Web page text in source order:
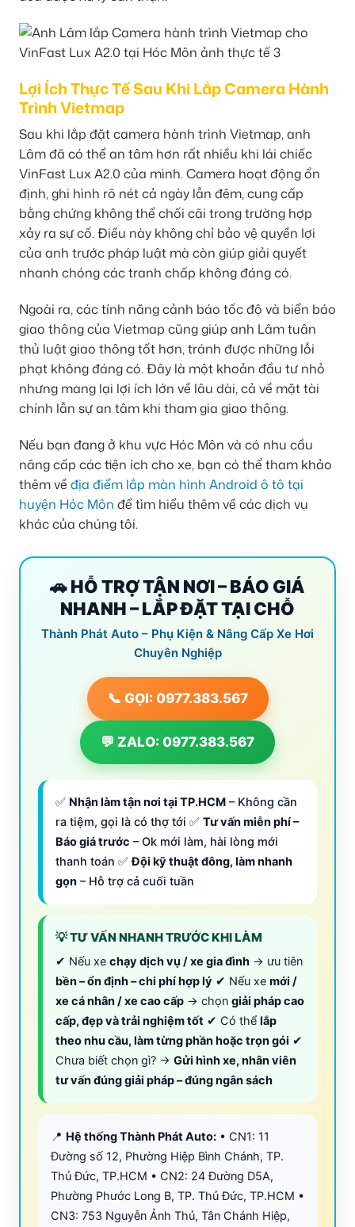
Lợi Ích Thực Tế Sau Khi Lắp Camera Hành
Trình Vietmap
Sau khi lắp đặt camera hành trình Vietmap, anh
Lâm đã có thể an tâm hơn rất nhiều khi lái chiếc
VinFast Lux A2.0 của mình. Camera hoạt động ổn
định, ghi hình rõ nét cả ngày lẫn đêm, cung cấp
bằng chứng không thể chối cãi trong trường hợp
xảy ra sự cố. Điều này không chỉ bảo vệ quyền lợi
của anh trước pháp luật mà còn giúp giải quyết
nhanh chóng các tranh chấp không đáng có.
Ngoài ra, các tính năng cảnh báo tốc độ và biển báo
giao thông của Vietmap cũng giúp anh Lâm tuân
thủ luật giao thông tốt hơn, tránh được những lỗi
phạt không đáng có. Đây là một khoản đầu tư nhỏ
nhưng mang lại lợi ích lớn về lâu dài, cả về mặt tài
chính lẫn sự an tâm khi tham gia giao thông.
Nếu bạn đang ở khu vực Hóc Môn và có nhu cầu
nâng cấp các tiện ích cho xe, bạn có thể tham khảo
thêm về địa điểm lắp màn hình Android ô tô tại
huyện Hóc Môn để tìm hiểu thêm về các dịch vụ
khác của chúng tôi.
🚗 HỖ TRỢ TẬN NƠI – BÁO GIÁ
NHANH – LẮP ĐẶT TẠI CHỖ
Thành Phát Auto – Phụ Kiện & Nâng Cấp Xe Hơi
Chuyên Nghiệp
📞 GỌI: 0977.383.567
💬 ZALO: 0977.383.567
✅ Nhận làm tận nơi tại TP.HCM – Không cần
ra tiệm, gọi là có thợ tới ✅ Tư vấn miễn phí –
Báo giá trước – Ok mới làm, hài lòng mới
thanh toán ✅Đội kỹ thuật đông, làm nhanh
gọn – Hỗ trợ cả cuối tuần
💡 TƯ VẤN NHANH TRƯỚC KHI LÀM
✔ Nếu xe chạy dịch vụ / xe gia đình → ưu tiên
bền – ổn định – chi phí hợp lý ✔ Nếu xe mới /
xe cá nhân / xe cao cấp → chọn giải pháp cao
cấp, đẹp và trải nghiệm tốt ✔ Có thể lắp
theo nhu cầu, làm từng phần hoặc trọn gói ✔
Chưa biết chọn gì? → Gửi hình xe, nhân viên
tư vấn đúng giải pháp – đúng ngân sách
📍 Hệ thống Thành Phát Auto: • CN1: 11
Đường số 12, Phường Hiệp Bình Chánh, TP.
Thủ Đức, TP.HCM • CN2: 24 Đường D5A,
Phường Phước Long B, TP. Thủ Đức, TP.HCM •
CN3: 753 Nguyễn Ảnh Thủ, Tân Chánh Hiệp,